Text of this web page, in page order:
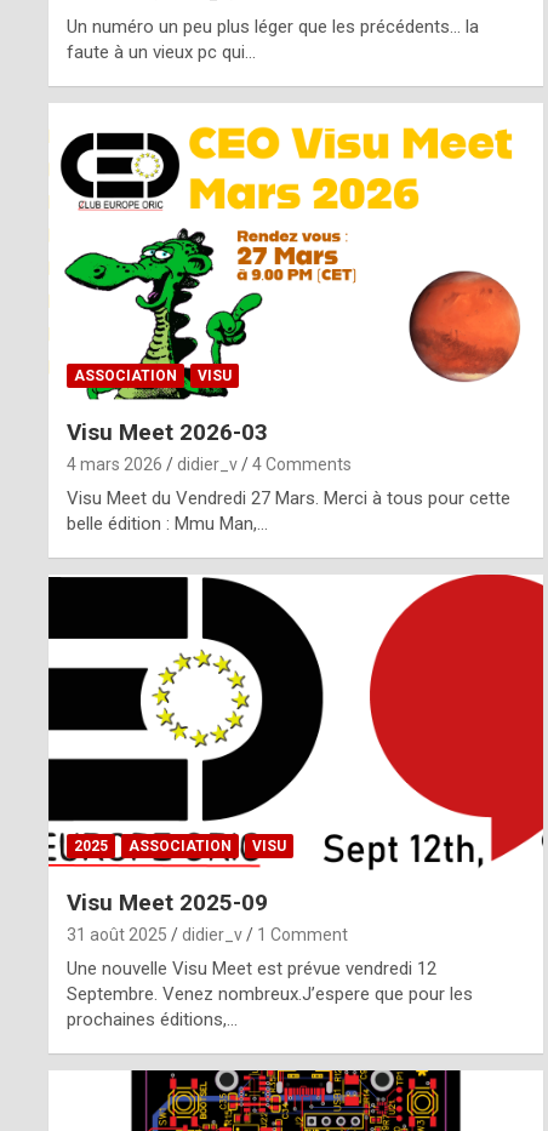
m
Un numéro un peu plus léger que les précédents… la
faute à un vieux pc qui…
ASSOCIATION VISU
Visu Meet 2026-03
4 mars 2026 didier_v 4 Comments
Visu Meet du Vendredi 27 Mars. Merci à tous pour cette
belle édition : Mmu Man,…
2025 ASSOCIATION VISU
Visu Meet 2025-09
31 août 2025 didier_v 1 Comment
Une nouvelle Visu Meet est prévue vendredi 12
Septembre. Venez nombreux.J’espere que pour les
prochaines éditions,…